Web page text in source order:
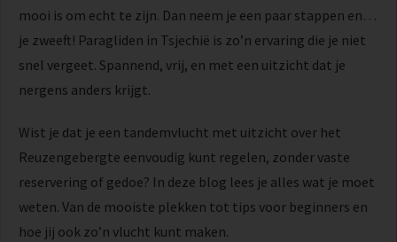
mooi is om echt te zijn. Dan neem je een paar stappen en…
je zweeft! Paragliden in Tsjechië is zo’n ervaring die je niet
snel vergeet. Spannend, vrij, en met een uitzicht dat je
nergens anders krijgt.
Wist je dat je een tandemvlucht met uitzicht over het
Reuzengebergte eenvoudig kunt regelen, zonder vaste
reservering of gedoe? In deze blog lees je alles wat je moet
weten. Van de mooiste plekken tot tips voor beginners en
hoe jij ook zo’n vlucht kunt maken.